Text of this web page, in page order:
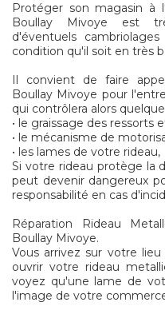
Protéger son magasin à
Boullay Mivoye est
d'éventuels
condition qu'il soit en très
Il convient de faire
Boullay Mivoye pour
qui contrôlera alors
• le graissage des
• le mécanisme de
• les lames de votre rideau,
Si votre rideau protège la
peut devenir dangereux
responsabilité en cas
Réparation Rideau
Boullay Mivoye.
Vous arrivez sur votre
ouvrir votre rideau
voyez qu'une lame de
l'image de votre